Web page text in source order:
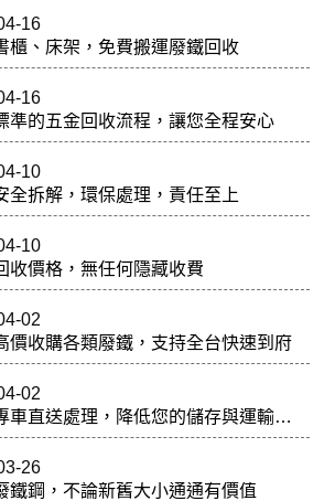
16
櫃、床架，免費搬運廢鐵回收
16
準的五金回收流程，讓您全程安心
10
全拆解，環保處理，責任至上
10
收價格，無任何隱藏收費
02
價收購各類廢鐵，支持全台快速到府
02
車直送處理，降低您的儲存與運輸成
26
鐵鋼，不論新舊大小通通有價值